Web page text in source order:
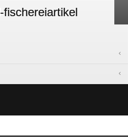
-fischereiartikel